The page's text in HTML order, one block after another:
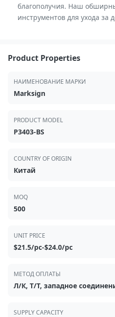
благополучия. Наш
инструментов для ухода
Product Properties
НАИМЕНОВАНИЕ МАРКИ
Marksign
PRODUCT MODEL
P3403-BS
COUNTRY OF ORIGIN
Китай
MOQ
500
UNIT PRICE
$21.5/pc-$24.0/pc
МЕТОД ОПЛАТЫ
Л/К, Т/Т, западное
SUPPLY CAPACITY